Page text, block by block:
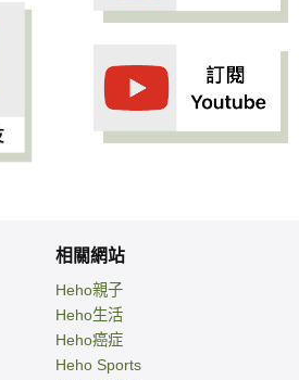
相關網站
Heho親子
Heho生活
Heho癌症
Heho Sports